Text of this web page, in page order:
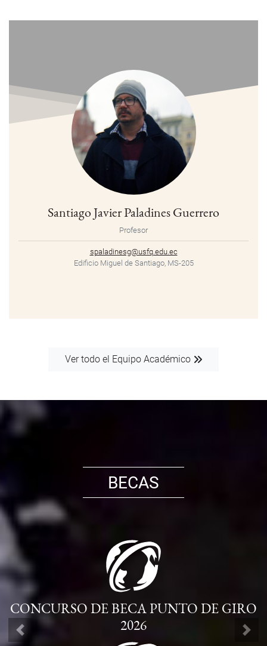
Santiago Javier Paladines Guerrero
Profesor
spaladinesg@usfq.edu.ec
Edificio Miguel de Santiago, MS-205
Ver todo el Equipo Académico
BECAS
CONCURSO DE BECA PUNTO DE GIRO
2026
ANTERIOR